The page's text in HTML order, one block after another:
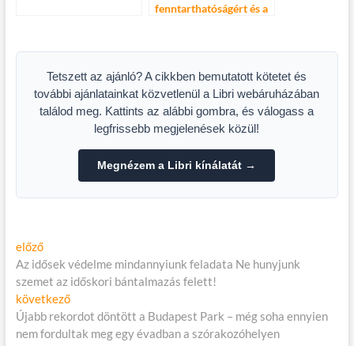
fenntarthatóságért és a
Tetszett az ajánló? A cikkben bemutatott kötetet és
további ajánlatainkat közvetlenül a Libri webáruházában
találod meg. Kattints az alábbi gombra, és válogass a
legfrissebb megjelenések közül!
Megnézem a Libri kínálatát →
Bejegyzés
navigáció
előzőElőző
cikk:
Az idősek védelme mindannyiunk feladata Ne hunyjunk
szemet az időskori bántalmazás felett!
következőKövetkező
cikk:
Újabb rekordot döntött a Budapest Park – még soha ennyien
nem fordultak meg egy évadban a szórakozóhelyen